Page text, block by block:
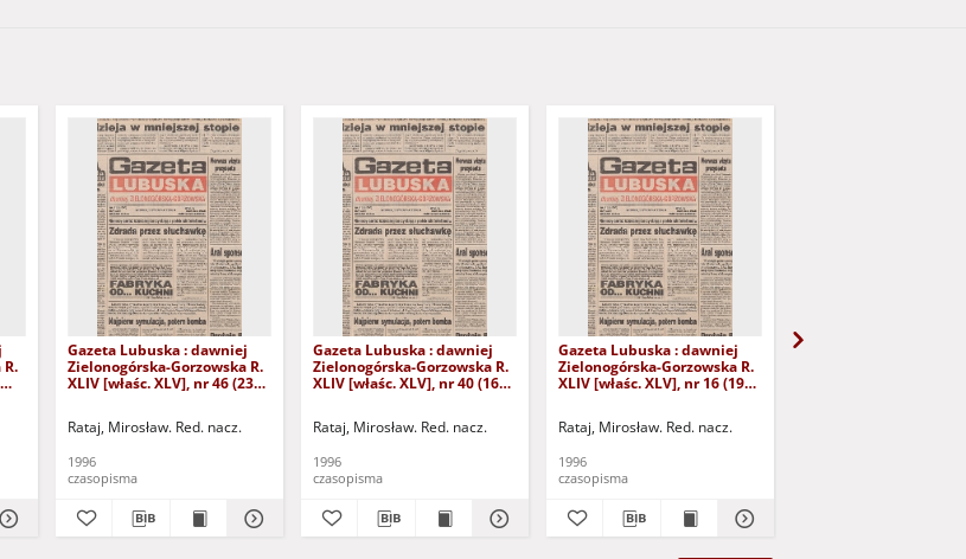
Gazeta Lubuska : dawniej
Zielonogórska-Gorzowska R.
XLIV [właśc. XLV], nr 46 (23
Rataj, Mirosław. Red. nacz.
1996
czasopisma
Gazeta Lubuska : dawniej
Zielonogórska-Gorzowska R.
XLIV [właśc. XLV], nr 40 (16
Rataj, Mirosław. Red. nacz.
1996
czasopisma
Gazeta Lubuska : dawniej
Zielonogórska-Gorzowska R.
XLIV [właśc. XLV], nr 16 (19
Rataj, Mirosław. Red. nacz.
1996
czasopisma